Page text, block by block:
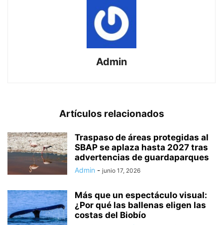
Admin
Artículos relacionados
Traspaso de áreas protegidas al
SBAP se aplaza hasta 2027 tras
advertencias de guardaparques
Admin - junio 17, 2026
Más que un espectáculo visual:
¿Por qué las ballenas eligen las
costas del Biobío